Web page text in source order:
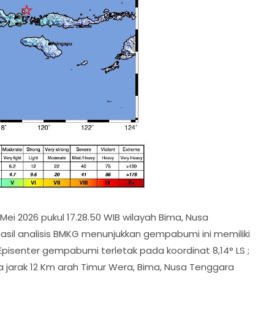
2026 pukul 17.28.50 WIB wilayah Bima, Nusa
analisis BMKG menunjukkan gempabumi ini memiliki
gempabumi terletak pada koordinat 8,14° LS ;
12 Km arah Timur Wera, Bima, Nusa Tenggara